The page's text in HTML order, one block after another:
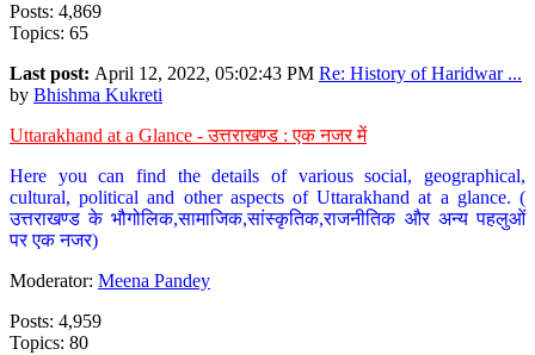
Posts: 4,869
Topics: 65
Last post: April 12, 2022, 05:02:43 PM Re: History of Haridwar ...
by Bhishma Kukreti
Uttarakhand at a Glance - उत्तराखण्ड : एक नजर में
Here you can find the details of various social, geographical,
cultural, political and other aspects of Uttarakhand at a glance. (
उत्तराखण्ड के भौगोलिक,सामाजिक,सांस्कृतिक,राजनीतिक और अन्य पहलुओं
पर एक नजर)
Moderator: Meena Pandey
Posts: 4,959
Topics: 80